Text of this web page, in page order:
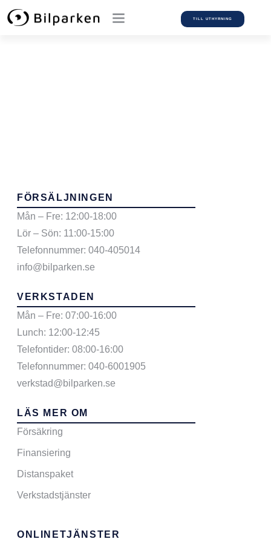
TILL UTHYRNING
FÖRSÄLJNINGEN
Mån – Fre: 12:00-18:00
Lör – Sön: 11:00-15:00
Telefonnummer: 040-405014
info@bilparken.se
VERKSTADEN
Mån – Fre: 07:00-16:00
Lunch: 12:00-12:45
Telefontider: 08:00-16:00
Telefonnummer: 040-6001905
verkstad@bilparken.se
LÄS MER OM
Försäkring
Finansiering
Distanspaket
Verkstadstjänster
ONLINETJÄNSTER